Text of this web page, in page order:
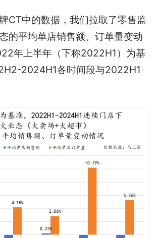
CT中的数据，我们拉取了零售监
的平均单店销售额、订单量变动
年上半年（下称2022H1）为基
2024H1各时间段与2022H1